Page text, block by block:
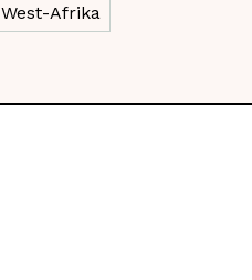
West-Afrika